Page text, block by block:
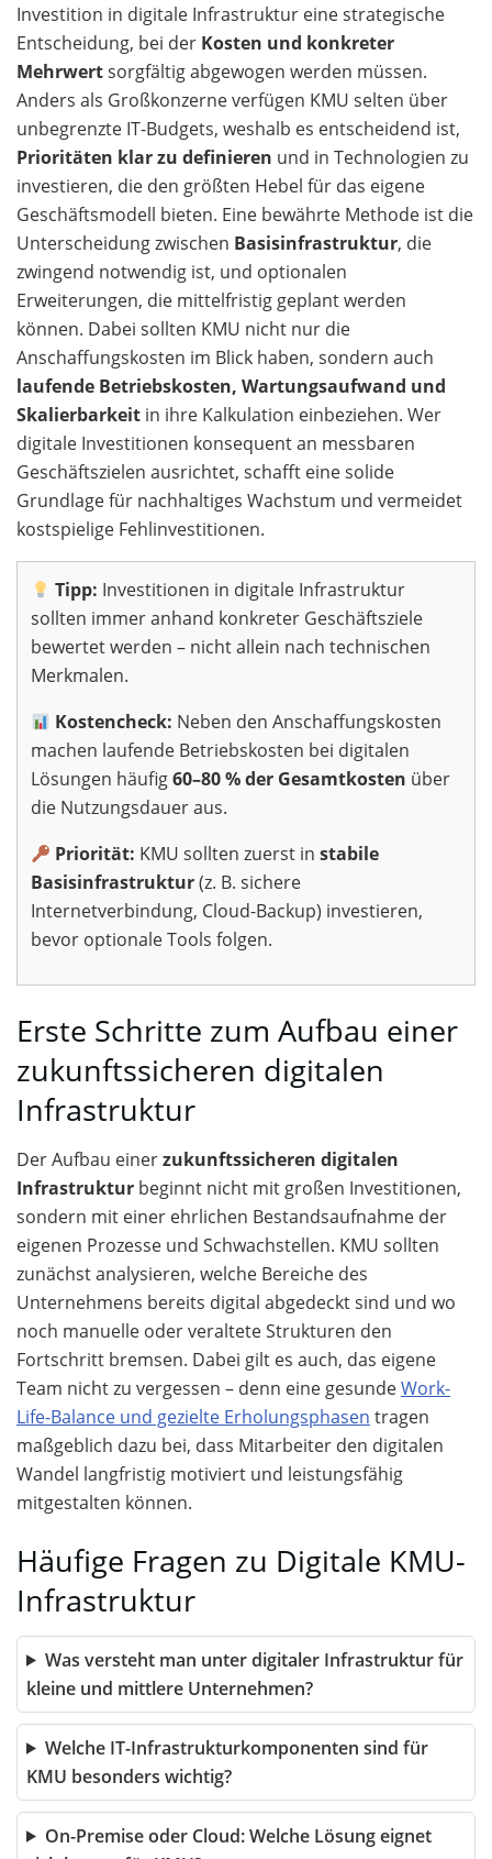
Investition in digitale Infrastruktur eine strategische
Entscheidung, bei der Kosten und konkreter
Mehrwertsorgfältig abgewogen werden müssen.
Anders als Großkonzerne verfügen KMU selten über
unbegrenzte IT-Budgets, weshalb es entscheidend ist,
Prioritäten klar zu definieren und in Technologien zu
investieren, die den größten Hebel für das eigene
Geschäftsmodell bieten. Eine bewährte Methode ist die
Unterscheidung zwischen Basisinfrastruktur, die
zwingend notwendig ist, und optionalen
Erweiterungen, die mittelfristig geplant werden
können. Dabei sollten KMU nicht nur die
Anschaffungskosten im Blick haben, sondern auch
laufende Betriebskosten, Wartungsaufwand und
Skalierbarkeit in ihre Kalkulation einbeziehen. Wer
digitale Investitionen konsequent an messbaren
Geschäftszielen ausrichtet, schafft eine solide
Grundlage für nachhaltiges Wachstum und vermeidet
kostspielige Fehlinvestitionen.
Tipp: Investitionen in digitale Infrastruktur
sollten immer anhand konkreter Geschäftsziele
bewertet werden – nicht allein nach technischen
Merkmalen.
Kostencheck: Neben den Anschaffungskosten
machen laufende Betriebskosten bei digitalen
Lösungen häufig60–80 % der Gesamtkosten über
die Nutzungsdauer aus.
Priorität: KMU sollten zuerst instabile
Basisinfrastruktur(z. B. sichere
Internetverbindung, Cloud-Backup) investieren,
bevor optionale Tools folgen.
Erste Schritte zum Aufbau einer
zukunftssicheren digitalen
Infrastruktur
Der Aufbau einerzukunftssicheren digitalen
Infrastruktur beginnt nicht mit großen Investitionen,
sondern mit einer ehrlichen Bestandsaufnahme der
eigenen Prozesse und Schwachstellen. KMU sollten
zunächst analysieren, welche Bereiche des
Unternehmens bereits digital abgedeckt sind und wo
noch manuelle oder veraltete Strukturen den
Fortschritt bremsen. Dabei gilt es auch, das eigene
Team nicht zu vergessen – denn eine gesundeWork-
Life-Balance und gezielte Erholungsphasen tragen
maßgeblich dazu bei, dass Mitarbeiter den digitalen
Wandel langfristig motiviert und leistungsfähig
mitgestalten können.
Häufige Fragen zu Digitale KMU-
Infrastruktur
Was versteht man unter digitaler Infrastruktur für
kleine und mittlere Unternehmen?
Welche IT-Infrastrukturkomponenten sind für
KMU besonders wichtig?
On-Premise oder Cloud: Welche Lösung eignet